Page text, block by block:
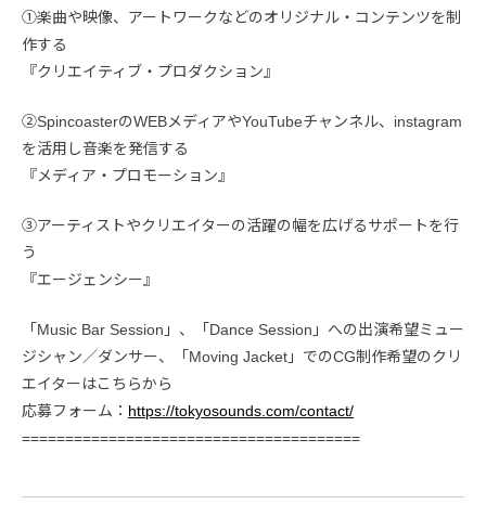
①楽曲や映像、アートワークなどのオリジナル・コンテンツを制
作する
『クリエイティブ・プロダクション』
②SpincoasterのWEBメディアやYouTubeチャンネル、instagram
を活用し音楽を発信する
『メディア・プロモーション』
③アーティストやクリエイターの活躍の幅を広げるサポートを行
う
『エージェンシー』
「Music Bar Session」、「Dance Session」への出演希望ミュー
ジシャン／ダンサー、「Moving Jacket」でのCG制作希望のクリ
エイターはこちらから
応募フォーム： https://tokyosounds.com/contact/
=======================================